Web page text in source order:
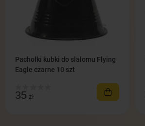
Pachołki kubki do slalomu Flying
Eagle czarne 10 szt
35 zł